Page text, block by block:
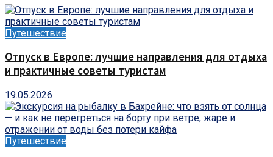
Путешествие
Отпуск в Европе: лучшие направления для отдыха
и практичные советы туристам
19.05.2026
Путешествие